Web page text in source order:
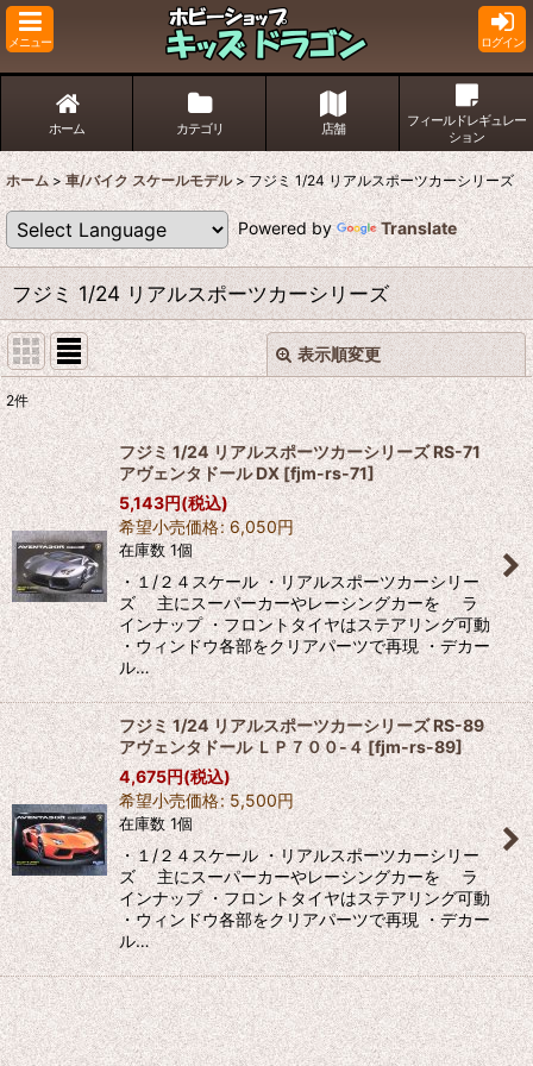
メニュー ログイン
ホーム カテゴリ 店舗
フィールドレギュレー
ション
ホーム > 車/バイク スケールモデル > フジミ 1/24 リアルスポーツカーシリーズ
Powered by Translate
フジミ 1/24 リアルスポーツカーシリーズ
表示順変更
表示数:
並び順:
絞り込む
閉じる
2件
フジミ 1/24 リアルスポーツカーシリーズ RS-71
アヴェンタドール DX[fjm-rs-71]
5,143円(税込)
希望小売価格: 6,050円
在庫数 1個
・１/２４スケール ・リアルスポーツカーシリー
ズ 主にスーパーカーやレーシングカーを ラ
インナップ ・フロントタイヤはステアリング可動
・ウィンドウ各部をクリアパーツで再現 ・デカー
ル…
フジミ 1/24 リアルスポーツカーシリーズ RS-89
アヴェンタドール ＬＰ７００-４ [fjm-rs-89]
4,675円(税込)
希望小売価格: 5,500円
在庫数 1個
・１/２４スケール ・リアルスポーツカーシリー
ズ 主にスーパーカーやレーシングカーを ラ
インナップ ・フロントタイヤはステアリング可動
・ウィンドウ各部をクリアパーツで再現 ・デカー
ル…